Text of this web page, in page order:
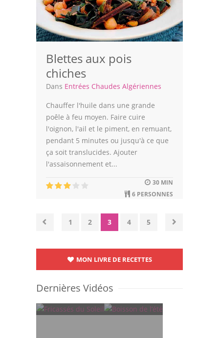
Blettes aux pois
chiches
Dans Entrées Chaudes Algériennes
Chauffer l'huile dans une grande
poêle à feu moyen. Faire cuire
l'oignon, l'ail et le piment, en remuant,
pendant 5 minutes ou jusqu'à ce que
ça soit translucides. Ajouter
l'assaisonnement et...
30 MIN
6 PERSONNES
1 2 3 4 5
MON LIVRE DE RECETTES
Dernières Vidéos